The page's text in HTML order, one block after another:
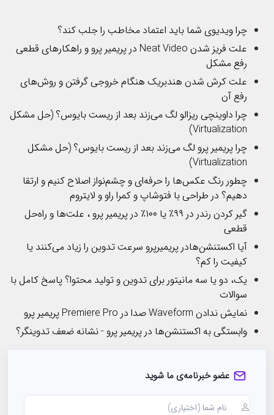
چرا ویدیوی شما باید اعتماد مخاطب را جلب کند؟
علت فریز شدن Neat Video در پریمیر پرو و راهکارهای قطعی
رفع مشکل
علت کرش شدن هندبریک هنگام خروجی گرفتن و روش‌های
رفع آن
چرا داوینچی ریزالو لگ می‌زند بعد از ریست بایوس؟ (حل مشکل
Virtualization)
چرا پریمیر پرو لگ می‌زند بعد از ریست بایوس؟ (حل مشکل
Virtualization)
چطور رنگ عکس‌ها را حرفه‌ای و چشم‌نواز اصلاح کنیم و ارتقا
دهیم؟ در طراحی با فتوشاپ و کمرا راو و لایتروم
گیر کردن رندر در ۹۹٪ یا ۱۰۰٪ در پریمیر پرو ، علت‌ها و راه‌حل
قطعی
آیا اکستنشن‌هادر پریمیرپرو سرعت تدوین را زیاد می‌کنند یا
کیفیت را کم؟
یک، دو یا سه مانیتور برای تدوین و تولید محتوا؟ پاسخ کامل با
سوالات
نمایش ندادن Waveform صدا در Premiere Pro پریمیر پرو
وابستگی به اکستنشن‌ها در پریمیر پرو - نشانه ضعف تدوینگر؟
عضو خبرنامه‌ی ما شوید